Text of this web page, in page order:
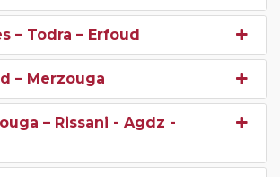
– Todra – Erfoud
– Merzouga
– Rissani - Agdz -